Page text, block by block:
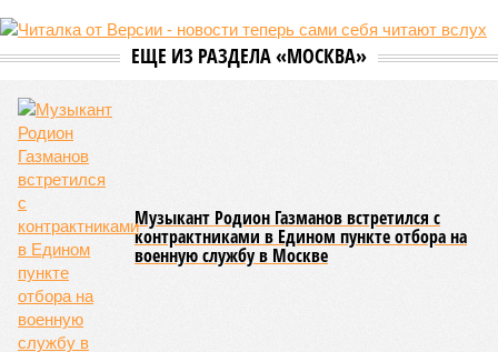
ЕЩЕ ИЗ РАЗДЕЛА «МОСКВА»
Музыкант Родион Газманов встретился с
контрактниками в Едином пункте отбора на
военную службу в Москве